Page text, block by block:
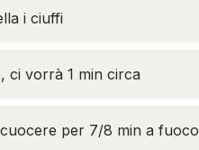
i ciuffi
ci vorrà 1 min circa
per 7/8 min a fuoco